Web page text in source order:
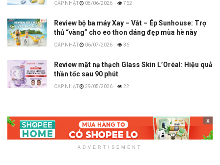
08/06/2026 762
Review bộ ba máy Xay – Vắt – Ép Sunhouse: Trợ
thủ “vàng” cho eo thon dáng đẹp mùa hè này
06/07/2026 36
Review mặt nạ thạch Glass Skin L’Oréal: Hiệu quả
thần tốc sau 90 phút
29/05/2026 22
x
ADVERTISEMENT